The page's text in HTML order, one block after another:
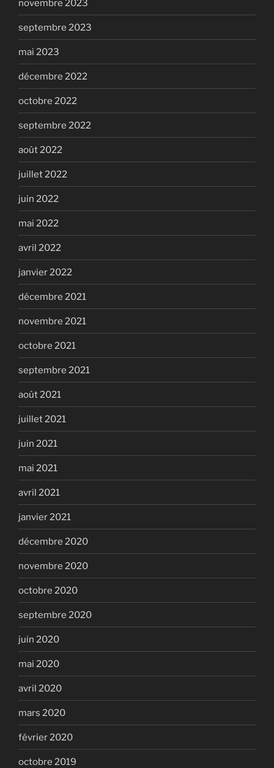
novembre 2023
septembre 2023
mai 2023
décembre 2022
octobre 2022
septembre 2022
août 2022
juillet 2022
juin 2022
mai 2022
avril 2022
janvier 2022
décembre 2021
novembre 2021
octobre 2021
septembre 2021
août 2021
juillet 2021
juin 2021
mai 2021
avril 2021
janvier 2021
décembre 2020
novembre 2020
octobre 2020
septembre 2020
juin 2020
mai 2020
avril 2020
mars 2020
février 2020
octobre 2019